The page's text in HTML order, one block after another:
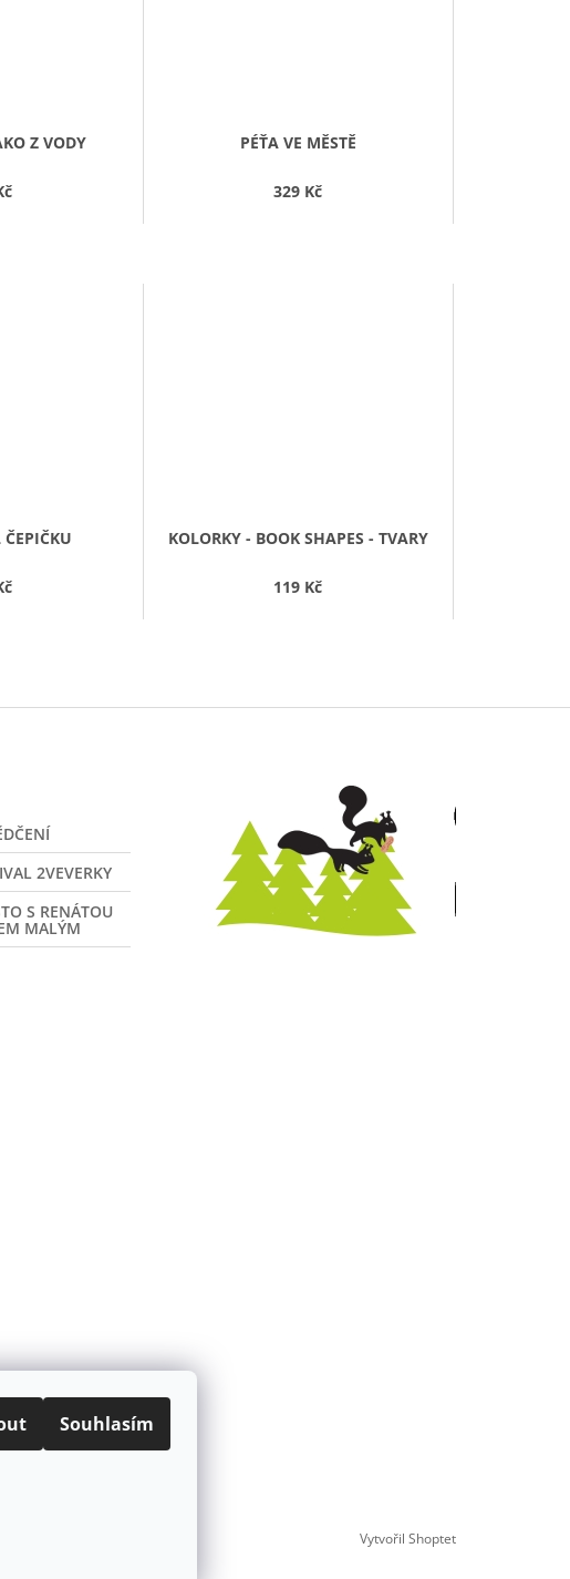
Souhlasím
Z VODY PÉŤA VE MĚSTĚ
329 Kč
KOLORKY - BOOK SHAPES - TVARY
119 Kč
2VEVERKY
S RENÁTOU
MALÝM
Vytvořil Shoptet